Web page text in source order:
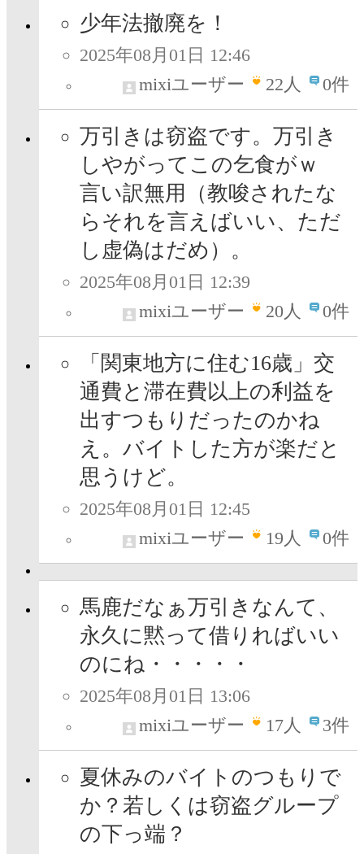
少年法撤廃を！
2025年08月01日 12:46
mixiユーザー
22人 0件
万引きは窃盗です。万引き
しやがってこの乞食がｗ
言い訳無用（教唆されたな
らそれを言えばいい、ただ
し虚偽はだめ）。
2025年08月01日 12:39
mixiユーザー
20人 0件
「関東地方に住む16歳」交
通費と滞在費以上の利益を
出すつもりだったのかね
え。バイトした方が楽だと
思うけど。
2025年08月01日 12:45
mixiユーザー
19人 0件
馬鹿だなぁ万引きなんて、
永久に黙って借りればいい
のにね・・・・・
2025年08月01日 13:06
mixiユーザー
17人 3件
夏休みのバイトのつもりで
か？若しくは窃盗グループ
の下っ端？